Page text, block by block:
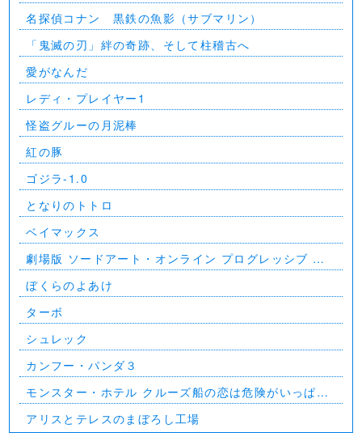
名探偵コナン 黒鉄の魚影（サブマリン）
「鬼滅の刃」絆の奇跡、そして柱稽古へ
愛がなんだ
レディ・プレイヤー1
怪盗グルーの月泥棒
紅の豚
ゴジラ-1.0
となりのトトロ
ベイマックス
劇場版 ソードアート・オンライン プログレッシブ 星
なき夜のアリア
ぼくらのよあけ
ターボ
シュレック
カンフー・パンダ３
モンスター・ホテル クルーズ船の恋は危険がいっぱ
い？！
アリスとテレスのまぼろし工場